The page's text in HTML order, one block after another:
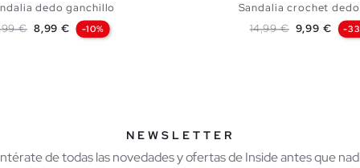
dedo ganchillo
base
€ Precio
8,99 € -10%
Sandalia crochet
Precio base
14,99 € Precio
9,99 € -
NEWSLETTER
de todas las novedades y ofertas de Inside antes que